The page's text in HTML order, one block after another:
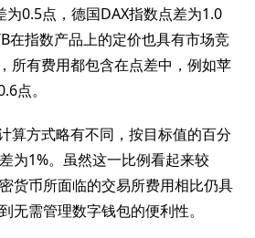
为0.5点，德国DAX指数点差为1.0
在指数产品上的定价也具有市场竞
所有费用都包含在点差中，例如苹
点。
算方式略有不同，按目标值的百分
为1%。虽然这一比例看起来较
货币所面临的交易所费用相比仍具
无需管理数字钱包的便利性。